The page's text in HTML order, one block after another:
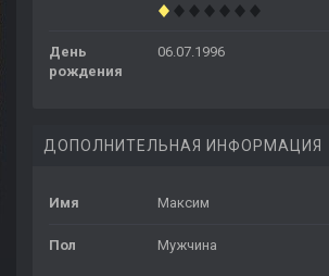
День
рождения
06.07.1996
ДОПОЛНИТЕЛЬНАЯ ИНФОРМАЦИЯ
Имя Максим
Пол Мужчина